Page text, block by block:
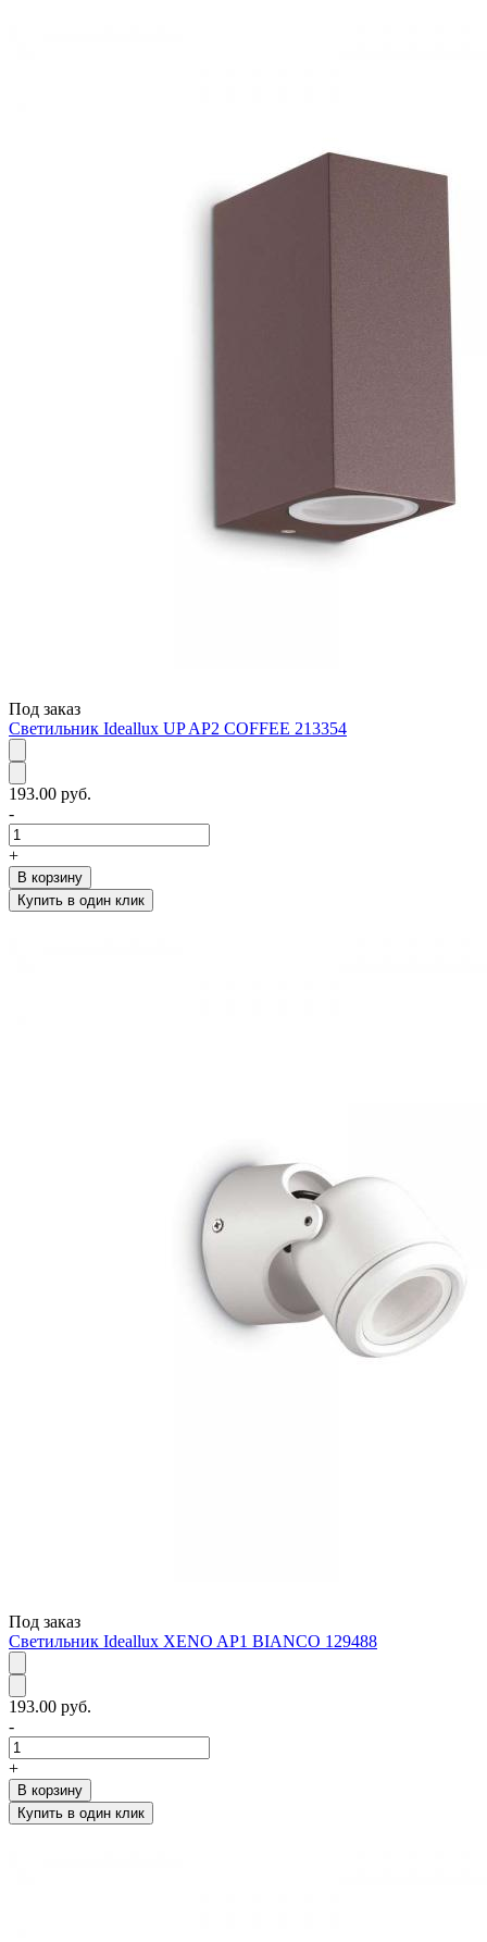
Под заказ
Светильник Ideallux UP AP2 COFFEE 213354
193.00 руб.
-
+
В корзину
Купить в один клик
Под заказ
Светильник Ideallux XENO AP1 BIANCO 129488
193.00 руб.
-
+
В корзину
Купить в один клик